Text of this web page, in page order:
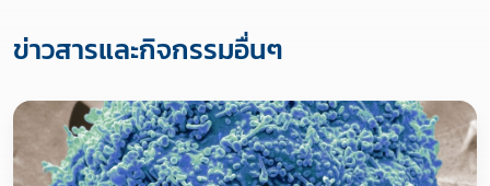
ข่าวสารและกิจกรรมอื่นๆ